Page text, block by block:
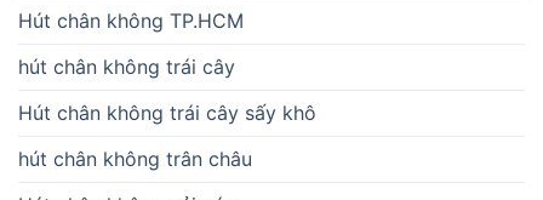
Hút chân không TP.HCM
hút chân không trái cây
Hút chân không trái cây sấy khô
hút chân không trân châu